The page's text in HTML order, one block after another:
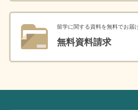
留学に関する資料を無料でお届
無料資料請求